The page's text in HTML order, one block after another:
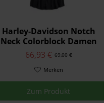
Harley-Davidson Notch
Neck Colorblock Damen
T-Shirt Schwarz 96204-
18VW
69,00 €
66,93 €
Merken
Zum Produkt